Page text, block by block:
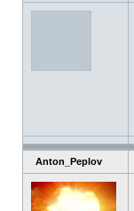
Anton_Peplov